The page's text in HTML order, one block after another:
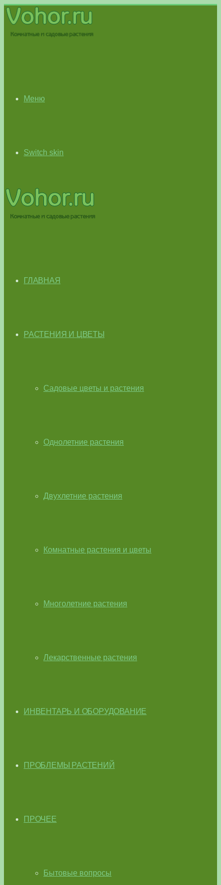
Меню
Switch skin
ГЛАВНАЯ
РАСТЕНИЯ И ЦВЕТЫ
Садовые цветы и растения
Однолетние растения
Двухлетние растения
Комнатные растения и цветы
Многолетние растения
Лекарственные растения
ИНВЕНТАРЬ И ОБОРУДОВАНИЕ
ПРОБЛЕМЫ РАСТЕНИЙ
ПРОЧЕЕ
Бытовые вопросы